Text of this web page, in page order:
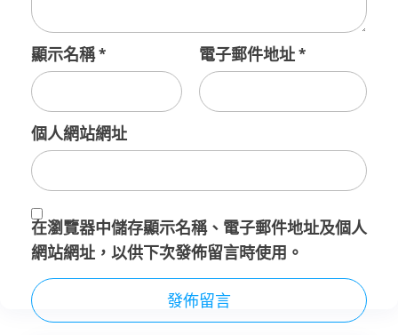
顯示名稱* 電子郵件地址*
個人網站網址
在瀏覽器中儲存顯示名稱、電子郵件地址及個人
網站網址，以供下次發佈留言時使用。